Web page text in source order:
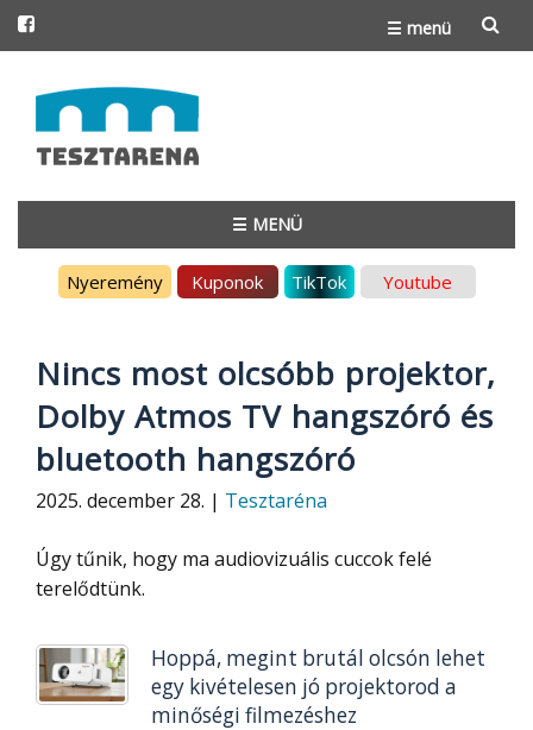
☰ menü
to
content
☰ MENÜ
Nyeremény Kuponok TikTok Youtube
Nincs most olcsóbb projektor,
Dolby Atmos TV hangszóró és
bluetooth hangszóró
2025. december 28. | Tesztaréna
Úgy tűnik, hogy ma audiovizuális cuccok felé
terelődtünk.
Hoppá, megint brutál olcsón lehet
egy kivételesen jó projektorod a
minőségi filmezéshez